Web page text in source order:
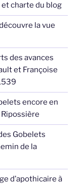
et charte du blog
la vue
des avances
et Françoise
encore en
Gobelets
de la
d’apothicaire à